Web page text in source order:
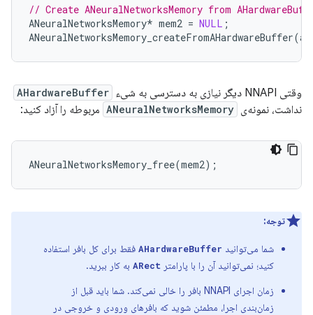
// Create ANeuralNetworksMemory from
ANeuralNetworksMemory* mem2 = NULL ;
ANeuralNetworksMemory_createFromAHardwareBuffer(
وقتی NNAPI دیگر نیازی به دسترسی به شیء AHardwareBuffer
نداشت، نمونه‌ی ANeuralNetworksMemory مربوطه را آزاد کنید:
ANeuralNetworksMemory_free(mem2);
توجه:
شما می‌توانید AHardwareBuffer فقط برای کل بافر استفاده
کنید؛ نمی‌توانید آن را با پارامتر ARect به کار ببرید.
زمان اجرای NNAPI بافر را خالی نمی‌کند. شما باید قبل از
زمان‌بندی اجرا، مطمئن شوید که بافرهای ورودی و خروجی در